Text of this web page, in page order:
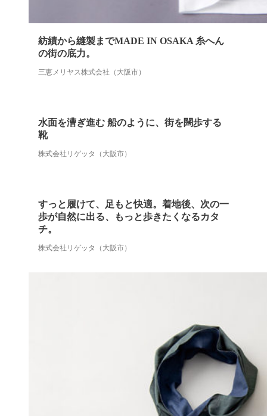
紡績から縫製までMADE IN OSAKA 糸へん
の街の底力。
三恵メリヤス株式会社（大阪市）
水面を漕ぎ進む 船のように、街を闊歩する
靴
株式会社リゲッタ（大阪市）
すっと履けて、足もと快適。着地後、次の一
歩が自然に出る、もっと歩きたくなるカタ
チ。
株式会社リゲッタ（大阪市）